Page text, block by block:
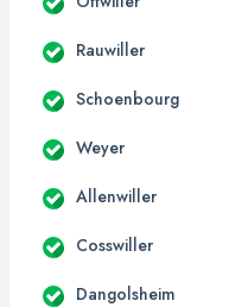
Rauwiller
Schoenbourg
Weyer
Allenwiller
Cosswiller
Dangolsheim